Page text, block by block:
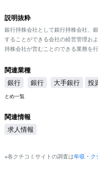
説明抜粋
銀行持株会社として銀行持株会社、
することができる会社の経営管理お
持株会社が営むことのできる業務を
関連業種
銀行
銀行 大手銀行 投
とめ一覧
関連情報
求人情報
※各クチコミサイトの調査は年収・ク